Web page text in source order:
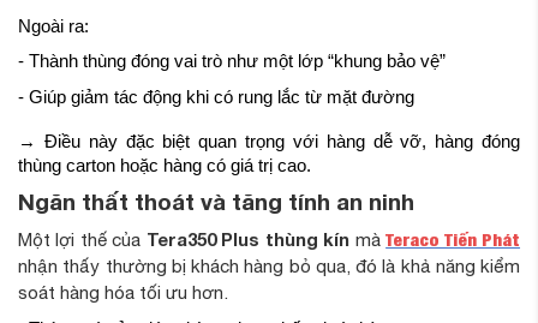
Ngoài ra:
- Thành thùng đóng vai trò như một lớp “khung bảo vệ”
- Giúp giảm tác động khi có rung lắc từ mặt đường
→ Điều này đặc biệt quan trọng với hàng dễ vỡ, hàng đóng
thùng carton hoặc hàng có giá trị cao.
Ngăn thất thoát và tăng tính an ninh
Một lợi thế của Tera350 Plus thùng kín màTeraco Tiến Phát
nhận thấy thường bị khách hàng bỏ qua, đó là khả năng kiểm
soát hàng hóa tối ưu hơn.